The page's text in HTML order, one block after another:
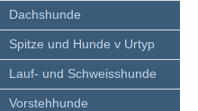
Dachshunde
Spitze und Hunde v Urtyp
Lauf- und Schweisshunde
Vorstehhunde